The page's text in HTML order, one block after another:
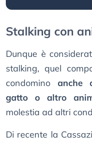
Stalking con
Dunque è
stalking, quel
condomino anche
gatto o altro
molestia ad altri
Di recente la